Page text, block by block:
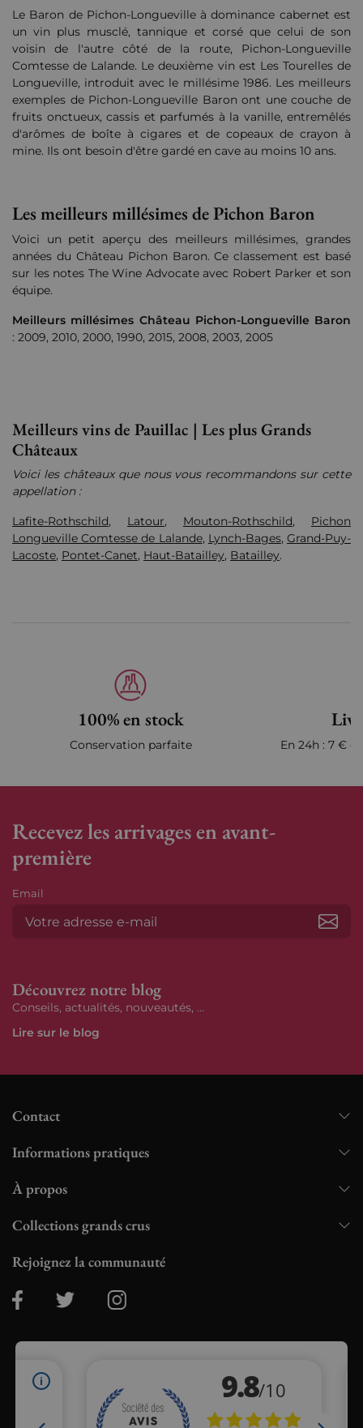
Le Baron de Pichon-Longueville à dominance cabernet est
un vin plus musclé, tannique et corsé que celui de son
voisin de l'autre côté de la route, Pichon-Longueville
Comtesse de Lalande. Le deuxième vin est Les Tourelles de
Longueville, introduit avec le millésime 1986. Les meilleurs
exemples de Pichon-Longueville Baron ont une couche de
fruits onctueux, cassis et parfumés à la vanille, entremêlés
d'arômes de boîte à cigares et de copeaux de crayon à
mine. Ils ont besoin d'être gardé en cave au moins 10 ans.
Les meilleurs millésimes de Pichon Baron
Voici un petit aperçu des meilleurs millésimes, grandes
années du Château Pichon Baron. Ce classement est basé
sur les notes The Wine Advocate avec Robert Parker et son
équipe.
Meilleurs millésimes Château Pichon-Longueville Baron
: 2009, 2010, 2000, 1990, 2015, 2008, 2003, 2005
Meilleurs vins de Pauillac | Les plus Grands
Châteaux
Voici les châteaux que nous vous recommandons sur cette
appellation :
Lafite-Rothschild, Latour, Mouton-Rothschild, Pichon
Longueville Comtesse de Lalande, Lynch-Bages,Grand-Puy-
Lacoste, Pontet-Canet, Haut-Batailley, Batailley.
100% en stock
Conservation parfaite En 24h : 7 €
Recevez les arrivages en avant-
première
Email
Découvrez notre blog
Conseils, actualités, nouveautés, ...
Lire sur le blog
Contact
Informations pratiques
À propos
Collections grands crus
Rejoignez la communauté